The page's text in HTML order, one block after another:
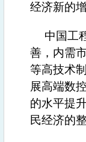
经济新的
中国工
善，内需
等高技术
展高端数
的水平提
民经济的